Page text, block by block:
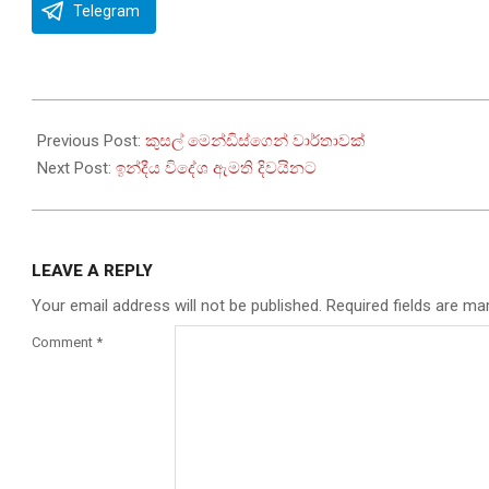
Telegram
10-
10
Previous Post: කුසල් මෙන්ඩිස්ගෙන් වාර්තාවක්
Next Post: ඉන්දීය විදේශ ඇමති දිවයිනට
LEAVE A REPLY
Your email address will not be published. Required fields are
Comment *